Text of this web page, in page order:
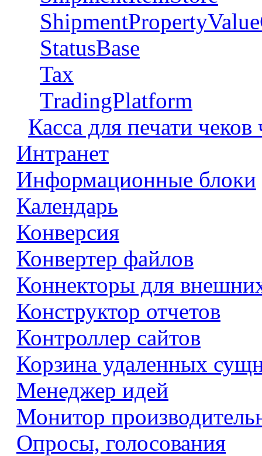
StatusBase
Tax
TradingPlatform
Касса для печати
Интранет
Информационные блоки
Календарь
Конверсия
Конвертер файлов
Коннекторы для
Конструктор отчетов
Контроллер сайтов
Корзина удаленных
Менеджер идей
Монитор
Опросы, голосования